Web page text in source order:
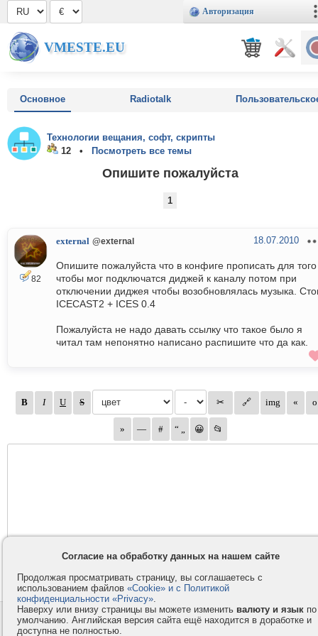
Авторизация
VMESTE.EU
Основное Radiotalk
Технологии вещания, софт, скрипты
12 •
Посмотреть все темы
Опишите пожалуйста
1
82
external @external 18.07.2010
Опишите пожалуйста что в конфиге прописать для того
чтобы мог подключатся диджей к каналу потом при
отключении диджея чтобы возобновлялась музыка.
ICECAST2 + ICES 0.4
Пожалуйста не надо давать ссылку что такое было я
читал там непонятно написано распишите что да как.
Контакты
Компания
Privacy и Cookie
Согласие на обработку данных на нашем сайте
Продолжая просматривать страницу, вы соглашаетесь с
использованием файлов «Cookie» и с Политикой
конфиденциальности «Privacy».
Наверху или внизу страницы вы можете изменить валюту и язык по
умолчанию. Английская версия сайта ещё находится в доработке и
доступна не полностью.